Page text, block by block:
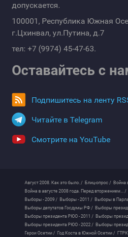
допускается.
100001, Республика Южная
г.Цхинвал, ул.Путина, д.7
тел: +7 (9974) 45-47-63.
Оставайтесь с
Подпишитесь на ленту
Читайте в Telegram
Смотрите на YouTube
Август 2008. Как это было. / Блиц-опрос / Война
Война в августе 2008 года. Перед вторжением... /
Выборы - 2009 / Выборы - 2011 / Выборы в
Выборы депутатов Госдумы РФ / Выборы
Выборы президента РЮО - 2011 / Выборы
Выборы президента РЮО - 2022 / Выборы
Герои Осетии / Год Коста в Южной Осетии /